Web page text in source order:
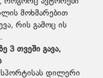
მოხმარებით
რის გამოც ის
3 თვეში გავა,
დილერი